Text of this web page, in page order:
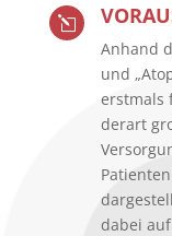
l
Anhand
und
erstmals
derart
dabei